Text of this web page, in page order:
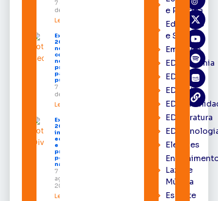
7 de agosto
de 2026
Leia mais »
Expofeira
2026 começa
neste sábado
com shows,
negócios e
programação
para todos os
públicos
7 de agosto
de 2026
Leia mais »
Expofeira
2026
impulsiona
economia
e aumenta
procura
por hotéis
na capital
7 de
agosto de
2026
Leia mais »
e Política
Educação
e Saúde
Emprego
EDacademia
EDbrasília
EDcast
EDliteratura
Eleições
Lazer e
Música
Esporte